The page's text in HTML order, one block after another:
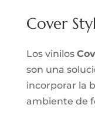
Cover
Los vinilos
son una
incorporar la
ambiente de